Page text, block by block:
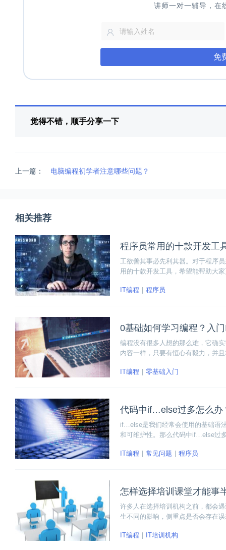
讲师一对一辅导，在
免
觉得不错，顺手分享一下
上一篇： 电脑编程初学者注意哪些问题？
相关推荐
程序员常用的十款开发工
工欲善其事必先利其器。对于程序
用的十款开发工具，希望能帮助大
IT编程
程序员
0基础如何学习编程？入
编程没有很多人想的那么难，它确
内容一样，只要有恒心有毅力，并
IT编程 零基础入门
代码中if…else过多怎么办
if…else是我们经常会使用的基础语
和可维护性。那么代码中if…else过
IT编程
常见问题 程序员
怎样选择培训课堂才能事
许多人在选择培训机构之前，都会
生不同的影响，侧重点是否会存在
IT编程
IT培训机构